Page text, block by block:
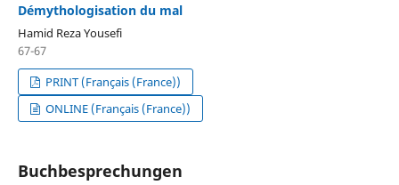
Démythologisation du mal
Hamid Reza Yousefi
67-67
PRINT (Français (France))
ONLINE (Français (France))
Buchbesprechungen